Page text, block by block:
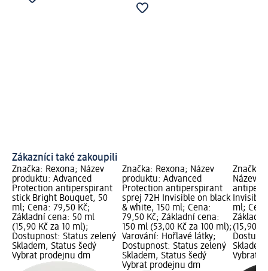
Zákazníci také zakoupili
Značka: Rexona; Název
produktu: Advanced
Protection antiperspirant
stick Bright Bouquet, 50
ml; Cena: 79,50 Kč;
Základní cena: 50 ml
(15,90 Kč za 10 ml);
Dostupnost: Status zelený
Skladem, Status šedý
Vybrat prodejnu dm
Značka: Rexona; Název
produktu: Advanced
Protection antiperspirant
sprej 72H Invisible on black
& white, 150 ml; Cena:
79,50 Kč; Základní cena:
150 ml (53,00 Kč za 100 ml);
Varování: Hořlavé látky;
Dostupnost: Status zelený
Skladem, Status šedý
Vybrat prodejnu dm
Značka:
Název
ml;
(15,90
Vybrat